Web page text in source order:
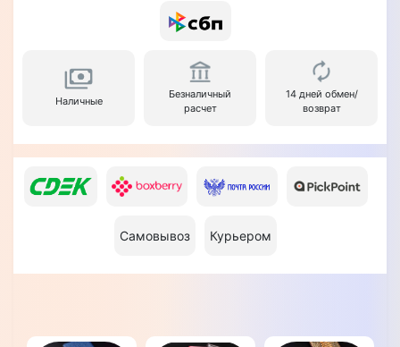
Наличные
Безналичный
расчет
14 дней обмен/
возврат
Самовывоз Курьером